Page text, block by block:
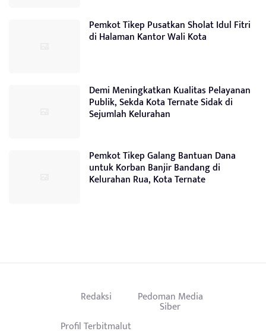
Pemkot Tikep Pusatkan Sholat Idul Fitri
di Halaman Kantor Wali Kota
Demi Meningkatkan Kualitas Pelayanan
Publik, Sekda Kota Ternate Sidak di
Sejumlah Kelurahan
Pemkot Tikep Galang Bantuan Dana
untuk Korban Banjir Bandang di
Kelurahan Rua, Kota Ternate
Redaksi Pedoman Media
Siber
Profil Terbitmalut